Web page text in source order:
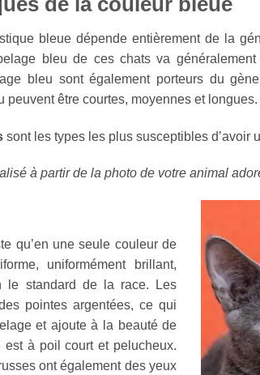
bleue dépende entièrement de la
bleu de ces chats va
bleu sont également porteurs du
peuvent être courtes, moyennes et longues.
sont les types les plus susceptibles d’avoir
à partir de la photo de votre animal
qu’en une seule couleur de
uniformément brillant,
le standard de la race. Les
pointes argentées, ce qui
et ajoute à la beauté de
à poil court et pelucheux.
ont également des yeux